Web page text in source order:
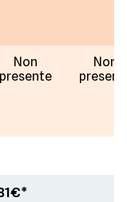
Non
presente
Non